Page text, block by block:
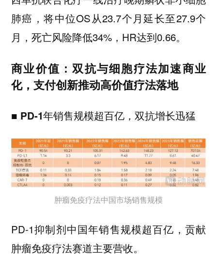
肺癌，将中位OS从23.7个月延长至27.9个
月，死亡风险降低34%，HR达到0.66。
商业价值：双抗与细胞疗法加速商业
化，支付创新推动高价值疗法落地
■ PD-1年销售规模超百亿，双抗增长迅猛
肿瘤免疫疗法中国市场销售规模
PD-1抑制剂中国年销售规模超百亿，贡献
肿瘤免疫疗法赛道主要营收。